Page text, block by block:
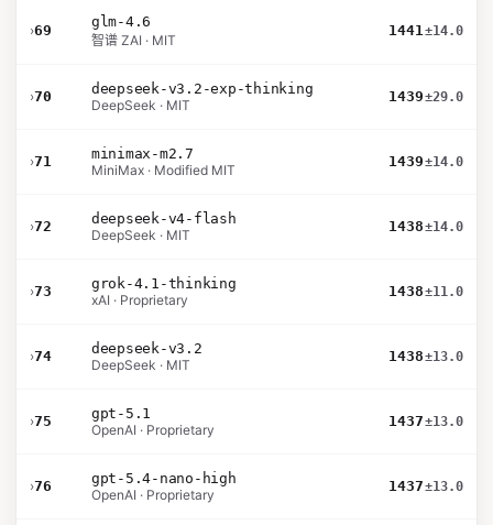
›69
glm-4.6
智谱 ZAI · MIT
1441±14.0
›70
deepseek-v3.2-exp-thinking
DeepSeek · MIT
1439±29.0
›71
minimax-m2.7
MiniMax · Modified MIT
1439±14.0
›72
deepseek-v4-flash
DeepSeek · MIT
1438±14.0
›73
grok-4.1-thinking
xAI · Proprietary
1438±11.0
›74
deepseek-v3.2
DeepSeek · MIT
1438±13.0
›75
gpt-5.1
OpenAI · Proprietary
1437±13.0
›76
gpt-5.4-nano-high
OpenAI · Proprietary
1437±13.0